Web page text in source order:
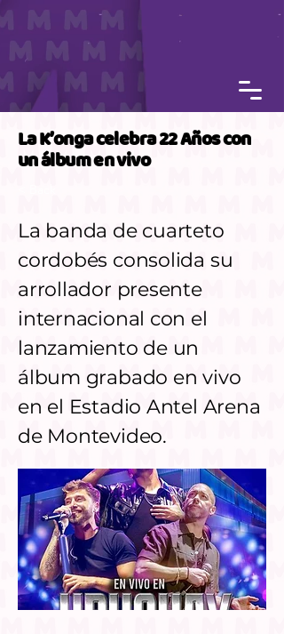
La K’onga celebra 22 Años con
un álbum en vivo
La banda de cuarteto
cordobés consolida su
arrollador presente
internacional con el
lanzamiento de un
álbum grabado en vivo
en el Estadio Antel Arena
de Montevideo.